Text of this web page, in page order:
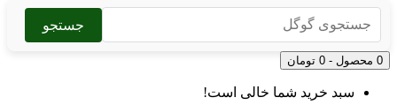
جستجو
0 محصول - 0 تومان
سبد خرید شما خالی است!